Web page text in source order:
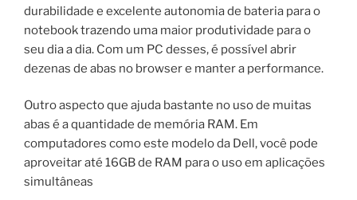
durabilidade e excelente autonomia de bateria para o
notebook trazendo uma maior produtividade para o
seu dia a dia. Com um PC desses, é possível abrir
dezenas de abas no browser e manter a performance.
Outro aspecto que ajuda bastante no uso de muitas
abas é a quantidade de memória RAM. Em
computadores como este modelo da Dell, você pode
aproveitar até 16GB de RAM para o uso em aplicações
simultâneas